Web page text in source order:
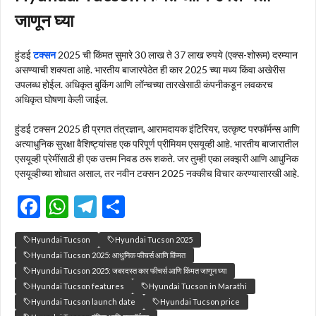
जाणून घ्या
हुंडईटक्सन2025 ची किंमत सुमारे 30 लाख ते 37 लाख रुपये (एक्स-शोरूम) दरम्यान
असण्याची शक्यता आहे. भारतीय बाजारपेठेत ही कार 2025 च्या मध्य किंवा अखेरीस
उपलब्ध होईल. अधिकृत बुकिंग आणि लॉन्चच्या तारखेसाठी कंपनीकडून लवकरच
अधिकृत घोषणा केली जाईल.
हुंडई टक्सन 2025 ही प्रगत तंत्रज्ञान, आरामदायक इंटिरियर, उत्कृष्ट परफॉर्मन्स आणि
अत्याधुनिक सुरक्षा वैशिष्ट्यांसह एक परिपूर्ण प्रीमियम एसयूव्ही आहे. भारतीय बाजारातील
एसयूव्ही प्रेमींसाठी ही एक उत्तम निवड ठरू शकते. जर तुम्ही एका लक्झरी आणि आधुनिक
एसयूव्हीच्या शोधात असाल, तर नवीन टक्सन 2025 नक्कीच विचार करण्यासारखी आहे.
F
ac
e
b
o
W
h
at
s
A
T
el
e
gr
a
h
ar
e
Hyundai Tucson
Hyundai Tucson 2025
Hyundai Tucson 2025: आधुनिक फीचर्स आणि किंमत
Hyundai Tucson 2025: जबरदस्त कार फीचर्स आणि किंमत जाणून घ्या
Hyundai Tucson features
Hyundai Tucson in Marathi
Hyundai Tucson launch date
Hyundai Tucson price